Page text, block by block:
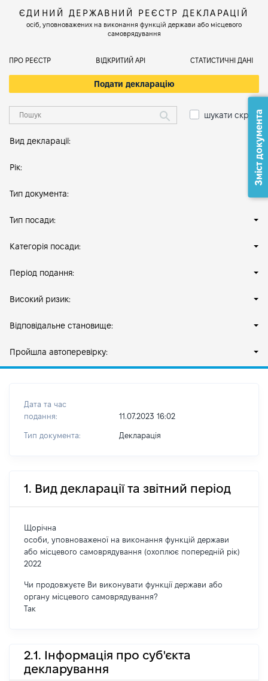
ЄДИНИЙ ДЕРЖАВНИЙ РЕЄСТР ДЕКЛАРАЦІЙ
осіб, уповноважених на виконання функцій держави або місцевого
самоврядування
ПРО РЕЄСТР ВІДКРИТИЙ АРІ СТАТИСТИЧНІ ДАНІ
Подати декларацію
шукати скрізь
Вид декларації:
Рік:
Тип документа:
Тип посади:
Категорія посади:
Період подання:
Високий ризик:
Відповідальне становище:
Пройшла автоперевірку:
Дата та час
подання:
11.07.2023 16:02
Тип документа: Декларація
1. Вид декларації та звітний період
Щорічна
особи, уповноваженої на виконання функцій держави
або місцевого самоврядування (охоплює попередній рік)
2022
Чи продовжуєте Ви виконувати функції держави або
органу місцевого самоврядування?
Так
2.1. Інформація про суб'єкта
декларування
Зміст документа